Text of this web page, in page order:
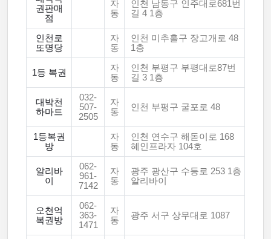
권판매
점
자
동
인천 남동구 인주대로681번
길 4 1층
인천로
또명당
자
동
인천 미추홀구 장고개로 48
1층
1등 복권
자
동
인천 부평구 부평대로87번
길 3 1층
대박천
하마트
032-
507-
2505
자
동
인천 부평구 굴포로 48
1등복권
방
자
동
인천 연수구 해돋이로 168
혜인프라자 104호
알리바
이
062-
961-
7142
자
동
광주 광산구 수등로 253 1층
알리바이
오천억
복권방
062-
363-
1471
자
동
광주 서구 상무대로 1087